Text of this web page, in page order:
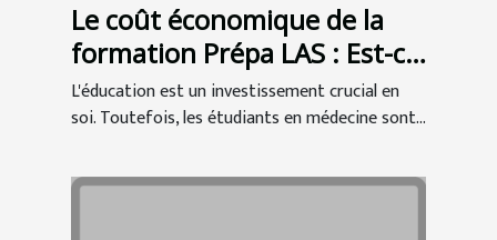
Le coût économique de la
formation Prépa LAS : Est-ce
un bon investissement pour
les étudiants en médecine ?
L'éducation est un investissement crucial en
soi. Toutefois, les étudiants en médecine sont...